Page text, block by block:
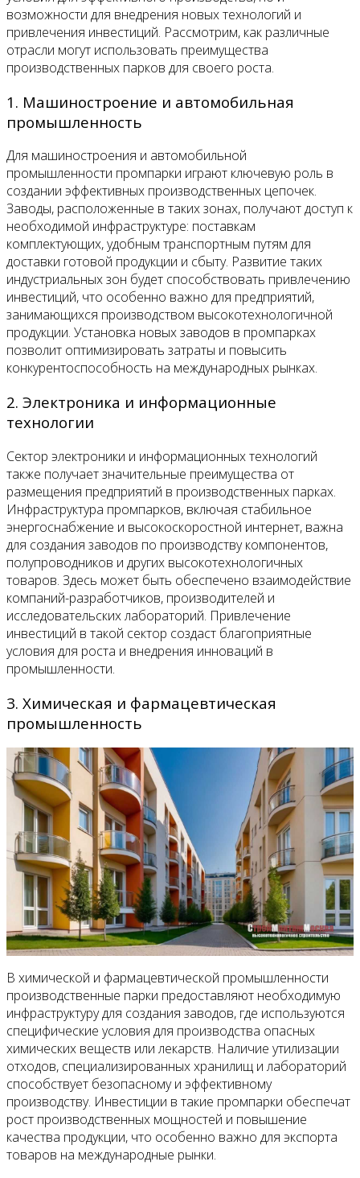
возможности для внедрения новых технологий и
привлечения инвестиций. Рассмотрим, как различные
отрасли могут использовать преимущества
производственных парков для своего роста.
1. Машиностроение и автомобильная
промышленность
Для машиностроения и автомобильной
промышленности промпарки играют ключевую роль в
создании эффективных производственных цепочек.
Заводы, расположенные в таких зонах, получают доступ к
необходимой инфраструктуре: поставкам
комплектующих, удобным транспортным путям для
доставки готовой продукции и сбыту. Развитие таких
индустриальных зон будет способствовать привлечению
инвестиций, что особенно важно для предприятий,
занимающихся производством высокотехнологичной
продукции. Установка новых заводов в промпарках
позволит оптимизировать затраты и повысить
конкурентоспособность на международных рынках.
2. Электроника и информационные
технологии
Сектор электроники и информационных технологий
также получает значительные преимущества от
размещения предприятий в производственных парках.
Инфраструктура промпарков, включая стабильное
энергоснабжение и высокоскоростной интернет, важна
для создания заводов по производству компонентов,
полупроводников и других высокотехнологичных
товаров. Здесь может быть обеспечено взаимодействие
компаний-разработчиков, производителей и
исследовательских лабораторий. Привлечение
инвестиций в такой сектор создаст благоприятные
условия для роста и внедрения инноваций в
промышленности.
3. Химическая и фармацевтическая
промышленность
В химической и фармацевтической промышленности
производственные парки предоставляют необходимую
инфраструктуру для создания заводов, где используются
специфические условия для производства опасных
химических веществ или лекарств. Наличие утилизации
отходов, специализированных хранилищ и лабораторий
способствует безопасному и эффективному
производству. Инвестиции в такие промпарки обеспечат
рост производственных мощностей и повышение
качества продукции, что особенно важно для экспорта
товаров на международные рынки.